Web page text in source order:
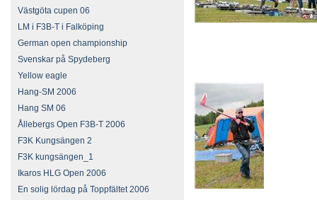
Västgöta cupen 06
LM i F3B-T i Falköping
German open championship
Svenskar på Spydeberg
Yellow eagle
Hang-SM 2006
Hang SM 06
Ållebergs Open F3B-T 2006
F3K Kungsängen 2
F3K kungsängen_1
Ikaros HLG Open 2006
En solig lördag på Toppfältet 2006